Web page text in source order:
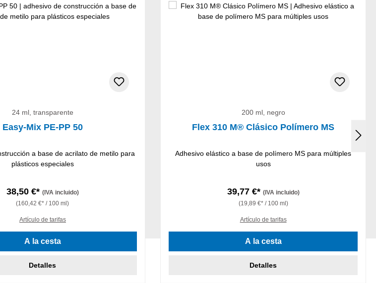
24 ml, transparente
Easy-Mix PE-PP 50
a base de acrilato de metilo para
plásticos especiales
38,50 €* (IVA incluido)
(160,42 €* / 100 ml)
Artículo de tarifas
A la cesta
Detalles
200 ml, negro
Flex 310 M® Clásico Polímero MS
Adhesivo elástico a base de polímero MS para múltiples
usos
39,77 €* (IVA incluido)
(19,89 €* / 100 ml)
Artículo de tarifas
A la cesta
Detalles